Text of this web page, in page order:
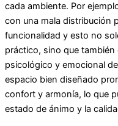
cada ambiente. Por
con una mala distribución
funcionalidad y esto no
práctico, sino que
psicológico y emocional
espacio bien diseñado
confort y armonía, lo que
estado de ánimo y la